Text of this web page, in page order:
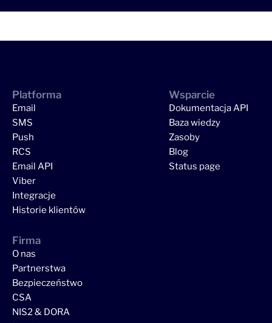
Platforma
Email
SMS
Push
RCS
Email API
Viber
Integracje
Historie klientów
Wsparcie
Dokumentacja API
Baza wiedzy
Zasoby
Blog
Status page
Firma
O nas
Partnerstwa
Bezpieczeństwo
CSA
NIS2 & DORA